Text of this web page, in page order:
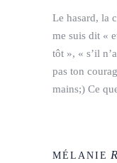
Le hasard, la
me suis dit «
tôt », « s’il
pas ton
mains;) Ce
MÉLANIE